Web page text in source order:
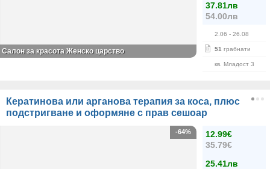
37.81лв
54.00лв
2.06 - 26.08
51 грабнати
кв. Младост 3
Салон за красота Женско царство
Кератинова или арганова терапия за коса, плюс
подстригване и оформяне с прав сешоар
12.99€
35.79€
25.41лв
-64%